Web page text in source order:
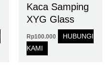
Kaca Samping
XYG Glass
Rp100.000
HUBUNGI
KAMI